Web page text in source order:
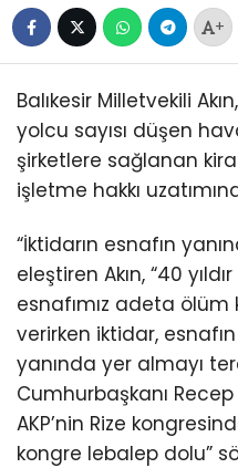
+
Balıkesir Milletvekili
yolcu sayısı düşen
şirketlere sağlanan
işletme hakkı
“İktidarın esnafın
eleştiren Akın, “40
esnafımız adeta
verirken iktidar,
yanında yer almayı
Cumhurbaşkanı Recep
AKP’nin Rize
kongre lebalep dolu”